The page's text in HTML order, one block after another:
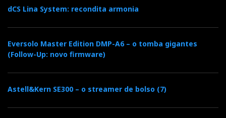
dCS Lina System: recondita armonia
Eversolo Master Edition DMP-A6 – o tomba gigantes
(Follow-Up: novo firmware)
Astell&Kern SE300 – o streamer de bolso (7)